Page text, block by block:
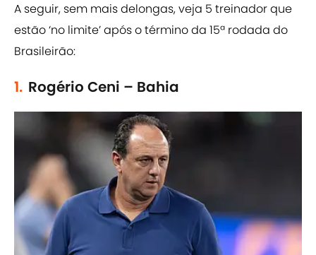
A seguir, sem mais delongas, veja 5 treinador que
estão ‘no limite’ após o término da 15ª rodada do
Brasileirão:
1. Rogério Ceni – Bahia